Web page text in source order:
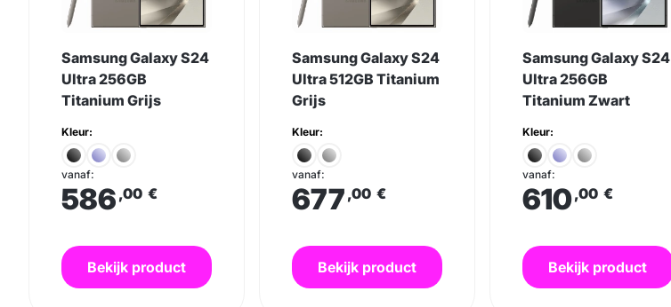
Samsung Galaxy S24
Ultra 256GB
Titanium Grijs
Kleur:
vanaf:
586 ,00 €
Bekijk product
Samsung Galaxy S24
Ultra 512GB Titanium
Grijs
Kleur:
vanaf:
677 ,00 €
Bekijk product
Samsung Galaxy S24
Ultra 256GB
Titanium Zwart
Kleur:
vanaf:
610,00 €
Bekijk product